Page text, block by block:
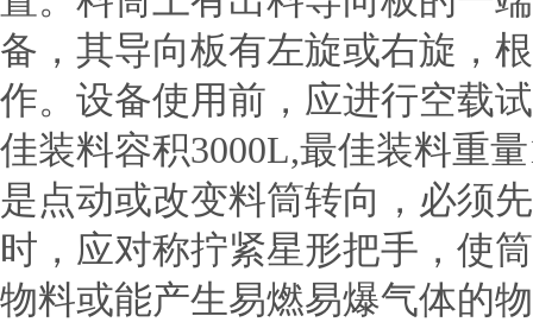
备，其导向板有左旋或右旋，
作。设备使用前，应进行空载
佳装料容积3000L,最佳装料重
是点动或改变料筒转向，必须
时，应对称拧紧星形把手，使
物料或能产生易燃易爆气体的